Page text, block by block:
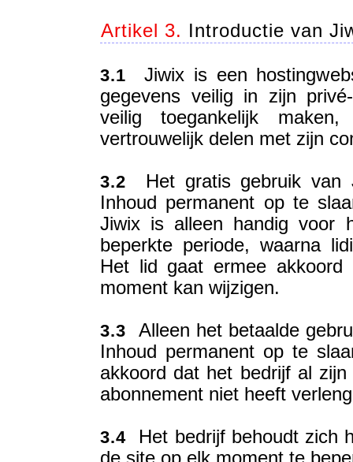
Artikel 3. Introductie van
3.1 Jiwix is een
gegevens veilig in zijn
veilig toegankelijk
vertrouwelijk delen met zijn
3.2 Het gratis gebruik van
Inhoud permanent op te
Jiwix is alleen handig voor
beperkte periode, waarna
Het lid gaat ermee
moment kan wijzigen.
3.3 Alleen het betaalde
Inhoud permanent op te
akkoord dat het bedrijf al
abonnement niet heeft
3.4 Het bedrijf behoudt zich